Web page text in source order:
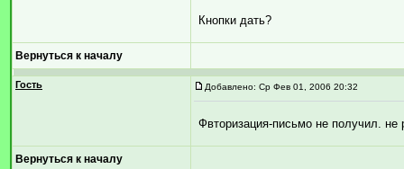
Кнопки дать?
Вернуться к началу
Гость Добавлено: Ср Фев 01, 2006 20:32
Фвторизация-письмо не получил. не
Вернуться к началу